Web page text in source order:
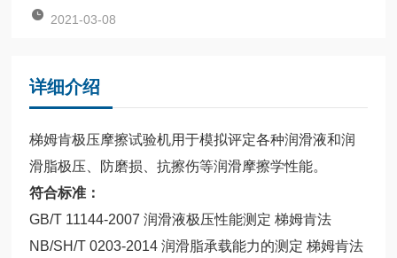
2021-03-08
详细介绍
梯姆肯极压摩擦试验机用于模拟评定各种润滑液和润
滑脂极压、防磨损、抗擦伤等润滑摩擦学性能。
符合标准：
GB/T 11144-2007 润滑液极压性能测定 梯姆肯法
NB/SH/T 0203-2014 润滑脂承载能力的测定 梯姆肯法